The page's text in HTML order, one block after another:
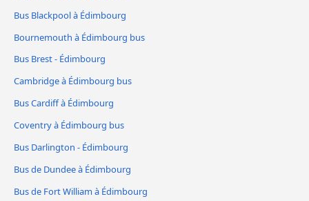
Bus Blackpool à Édimbourg
Bournemouth à Édimbourg bus
Bus Brest - Édimbourg
Cambridge à Édimbourg bus
Bus Cardiff à Édimbourg
Coventry à Édimbourg bus
Bus Darlington - Édimbourg
Bus de Dundee à Édimbourg
Bus de Fort William à Édimbourg